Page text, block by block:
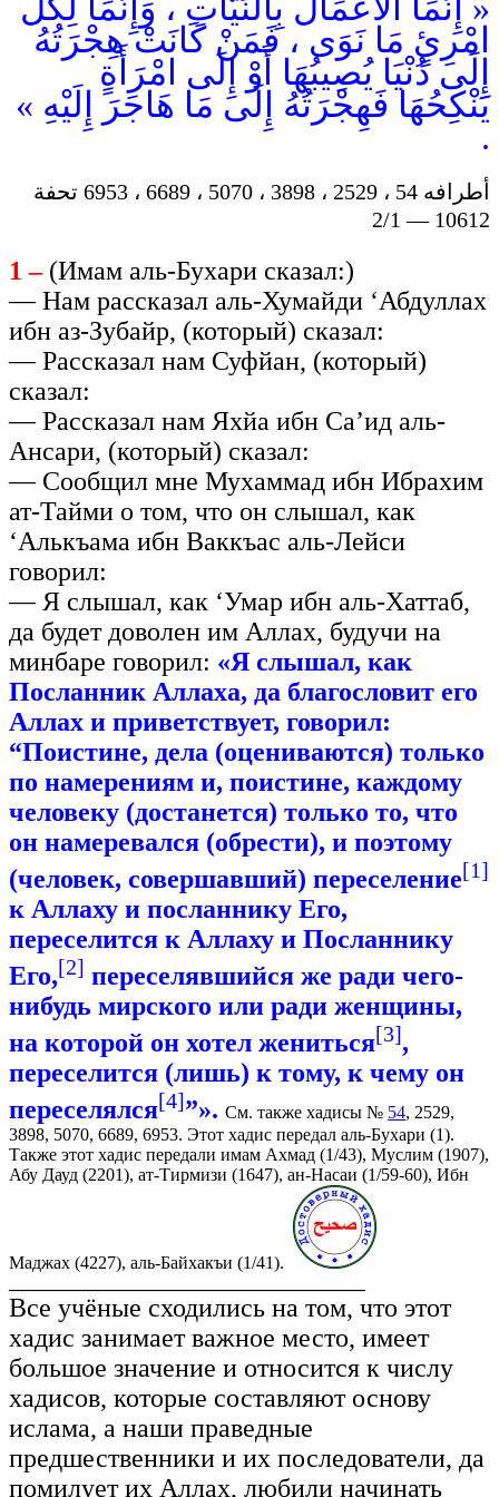
امْرِئٍ مَا نَوَى ، فَمَنْ كَانَتْ هِجْرَتُهُ
إِلَى دُنْيَا يُصِيبُهَا أَوْ إِلَى امْرَأَةٍ
يَنْكِحُهَا فَهِجْرَتُهُ إِلَى مَا هَاجَرَ إِلَيْهِ »
.
أطرافه 54 ، 2529 ، 3898 ، 5070 ، 6689 ، 6953 تحفة
10612 — 2/1
1 –(Имам аль-Бухари сказал:)
— Нам рассказал аль-Хумайди ‘Абдуллах
ибн аз-Зубайр, (который) сказал:
— Рассказал нам Суфйан, (который)
сказал:
— Рассказал нам Яхйа ибн Са’ид аль-
Ансари, (который) сказал:
— Сообщил мне Мухаммад ибн Ибрахим
ат-Тайми о том, что он слышал, как
‘Алькъама ибн Ваккъас аль-Лейси
говорил:
— Я слышал, как ‘Умар ибн аль-Хаттаб,
да будет доволен им Аллах, будучи на
минбаре говорил: «Я слышал, как
Посланник Аллаха, да благословит его
Аллах и приветствует, говорил:
“Поистине, дела (оцениваются) только
по намерениям и, поистине, каждому
человеку (достанется) только то, что
он намеревался (обрести), и поэтому
(человек, совершавший) переселение[1]
к Аллаху и посланнику Его,
переселится к Аллаху и Посланнику
Его,[2] переселявшийся же ради чего-
нибудь мирского или ради женщины,
на которой он хотел жениться[3],
переселится (лишь) к тому, к чему он
переселялся[4]”». См. также хадисы № 54, 2529,
3898, 5070, 6689, 6953. Этот хадис передал аль-Бухари (1).
Также этот хадис передали имам Ахмад (1/43), Муслим (1907),
Абу Дауд (2201), ат-Тирмизи (1647), ан-Насаи (1/59-60), Ибн
Маджах (4227), аль-Байхакъи (1/41).
Все учёные сходились на том, что этот
хадис занимает важное место, имеет
большое значение и относится к числу
хадисов, которые составляют основу
ислама, а наши праведные
предшественники и их последователи, да
помилует их Аллах, любили начинать